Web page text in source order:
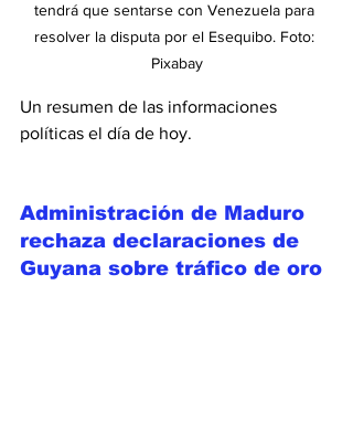
tendrá que sentarse con Venezuela para
resolver la disputa por el Esequibo. Foto:
Pixabay
Un resumen de las informaciones
políticas el día de hoy.
Administración de Maduro
rechaza declaraciones de
Guyana sobre tráfico de oro